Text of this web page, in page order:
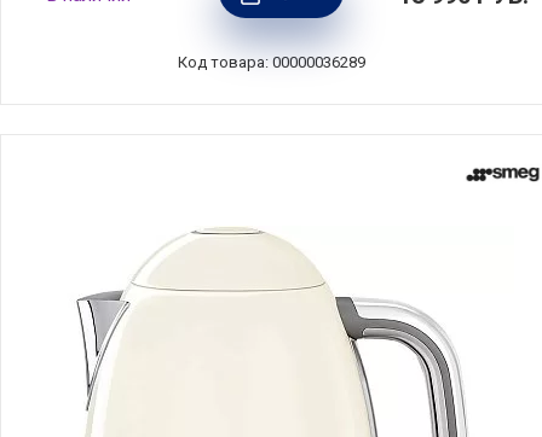
Италия, KLF05CREU
Код товара: 00000036289